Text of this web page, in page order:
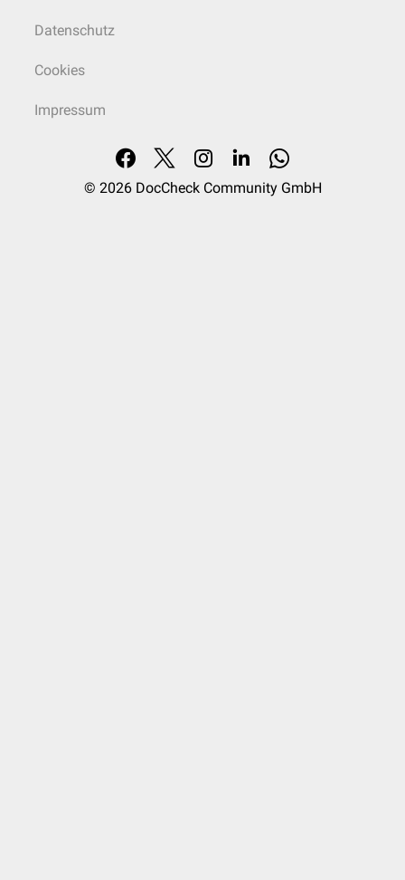
Datenschutz
Cookies
Impressum
© 2026 DocCheck Community GmbH